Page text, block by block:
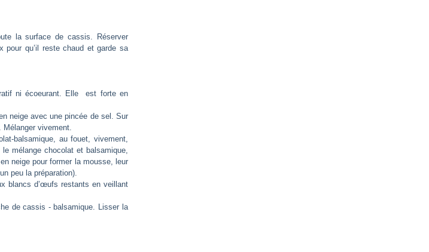
la surface de cassis. Réserver
pour qu’il reste chaud et garde sa
ni écoeurant. Elle est forte en
neige avec une pincée de sel. Sur
Mélanger vivement.
balsamique, au fouet, vivement,
mélange chocolat et balsamique,
neige pour former la mousse, leur
peu la préparation).
blancs d’œufs restants en veillant
de cassis - balsamique. Lisser la